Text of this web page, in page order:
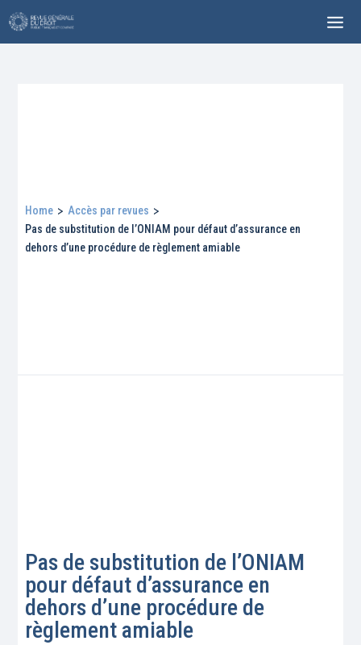
Home > Accès par revues >
Pas de substitution de l’ONIAM pour défaut d’assurance en
dehors d’une procédure de règlement amiable
Pas de substitution de l’ONIAM
pour défaut d’assurance en
dehors d’une procédure de
règlement amiable